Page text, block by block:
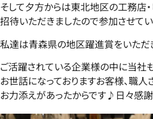
そして夕方からは東北地区の工務店
招待いただきましたので参加させて
私達は青森県の地区躍進賞をいただ
ご活躍されている企業様の中に当社
お世話になっておりますお客様、職人
お力添えがあったからです♪日々感